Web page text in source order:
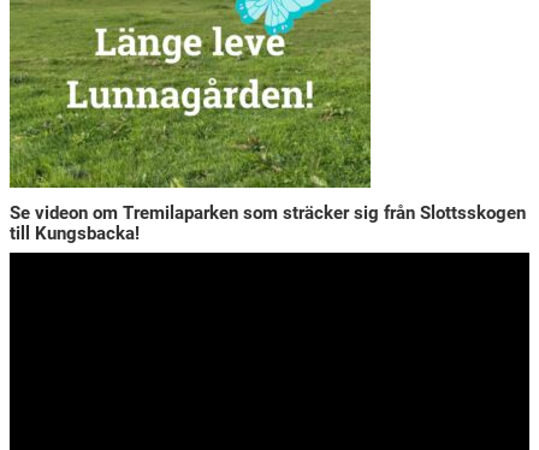
Se videon om Tremilaparken som sträcker sig från Slottsskogen
till Kungsbacka!